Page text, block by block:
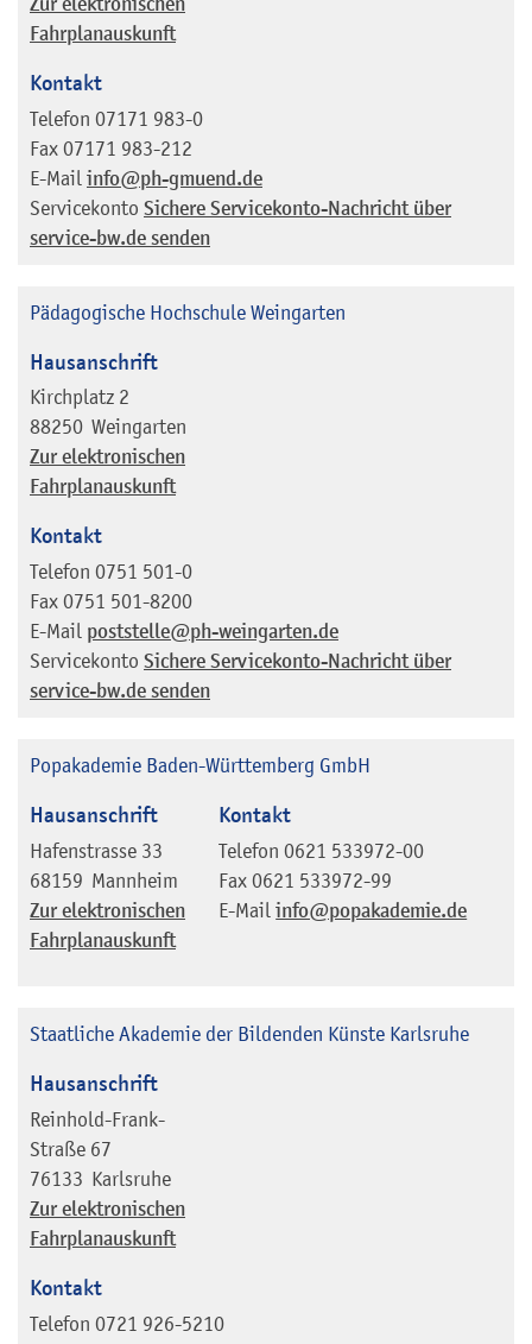
Fahrplanauskunft
Kontakt
Telefon 07171 983-0
Fax 07171 983-212
E-Mail info@ph-gmuend.de
Servicekonto Sichere Servicekonto-Nachricht über
service-bw.de senden
Pädagogische Hochschule Weingarten
Hausanschrift
Kirchplatz 2
88250 Weingarten
Zur elektronischen
Fahrplanauskunft
Kontakt
Telefon 0751 501-0
Fax 0751 501-8200
E-Mail poststelle@ph-weingarten.de
Servicekonto Sichere Servicekonto-Nachricht über
service-bw.de senden
Popakademie Baden-Württemberg GmbH
Hausanschrift
Hafenstrasse 33
68159 Mannheim
Zur elektronischen
Fahrplanauskunft
Kontakt
Telefon 0621 533972-00
Fax 0621 533972-99
E-Mail info@popakademie.de
Staatliche Akademie der Bildenden Künste Karlsruhe
Hausanschrift
Reinhold-Frank-
Straße 67
76133 Karlsruhe
Zur elektronischen
Fahrplanauskunft
Kontakt
Telefon 0721 926-5210